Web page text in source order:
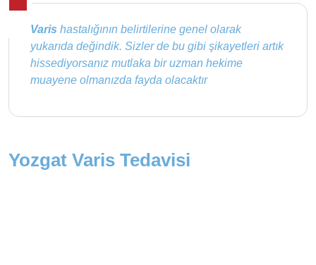
Varis hastalığının belirtilerine genel olarak
yukarıda değindik. Sizler de bu gibi şikayetleri artık
hissediyorsanız mutlaka bir uzman hekime
muayene olmanızda fayda olacaktır
Yozgat Varis Tedavisi